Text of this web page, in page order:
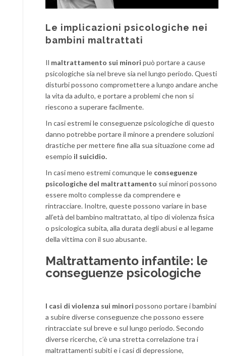
Le implicazioni psicologiche nei
bambini maltrattati
Il maltrattamento sui minori può portare a cause
psicologiche sia nel breve sia nel lungo periodo. Questi
disturbi possono compromettere a lungo andare anche
la vita da adulto, e portare a problemi che non si
riescono a superare facilmente.
In casi estremi le conseguenze psicologiche di questo
danno potrebbe portare il minore a prendere soluzioni
drastiche per mettere fine alla sua situazione come ad
esempio il suicidio.
In casi meno estremi comunque le conseguenze
psicologiche del maltrattamento sui minori possono
essere molto complesse da comprendere e
rintracciare. Inoltre, queste possono variare in base
all’età del bambino maltrattato, al tipo di violenza fisica
o psicologica subita, alla durata degli abusi e al legame
della vittima con il suo abusante.
Maltrattamento infantile: le
conseguenze psicologiche
I casi di violenza sui minori possono portare i bambini
a subire diverse conseguenze che possono essere
rintracciate sul breve e sul lungo periodo. Secondo
diverse ricerche, c’è una stretta correlazione tra i
maltrattamenti subiti e i casi di depressione,